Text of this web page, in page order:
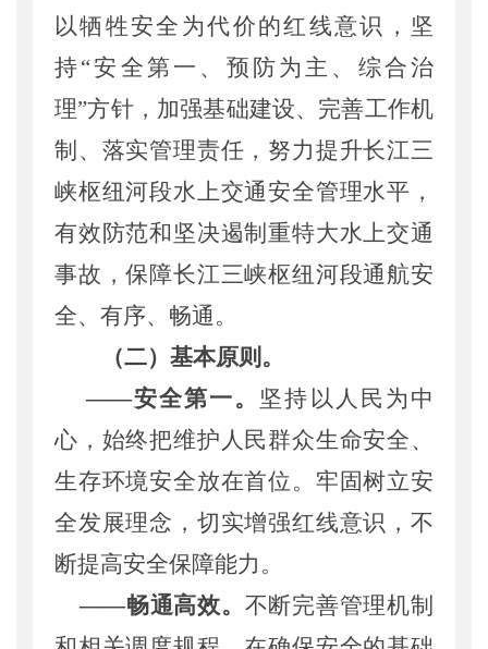
以牺牲安全为代价的红线意识，坚
持“安全第一、预防为主、综合治
理”方针，加强基础建设、 完善工作机
制 、 落实管理责任，努力提升长江三
峡枢纽河段水上交通安全管理水平，
有效防范和 坚决遏制重特大水上交通
事故，保障长江三峡枢纽河段通航安
全、有序、畅通。
（二）基本原则。
——安全第一。 坚持 以 人民 为中
心， 始终把维护人民群众生命安全、
生存环境安全放在首位 。牢固树立安
全发展理念 ，切实增强红线意识，不
断提高安全保障能力 。
——畅通高效。 不断完善管理机制